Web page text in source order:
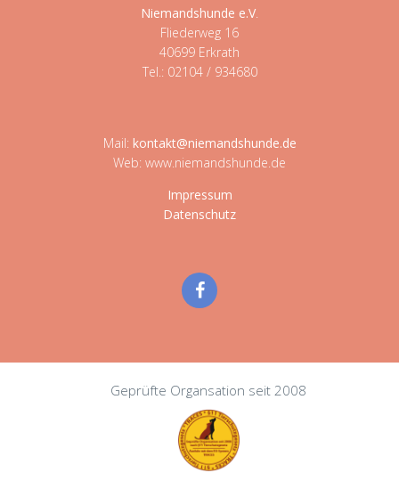
Niemandshunde e.V
Fliederweg 16
40699 Erkrath
Tel.: 02104 / 934680
Mail: kontakt@niemandshunde.de
Web: www.niemandshunde.de
Impressum
Datenschutz
Geprüfte Organsation seit 2008